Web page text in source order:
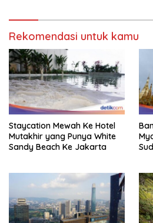
Rekomendasi untuk kamu
Staycation Mewah Ke Hotel
Mutakhir yang Punya White
Sandy Beach Ke Jakarta